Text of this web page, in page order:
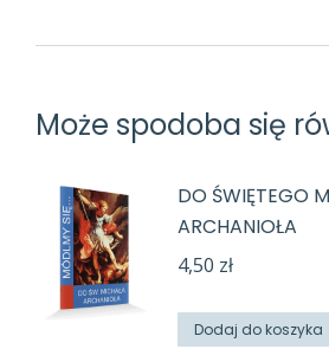
Może spodoba się
DO ŚWIĘTEGO
ARCHANIOŁA
4,50 zł
Dodaj do koszyka